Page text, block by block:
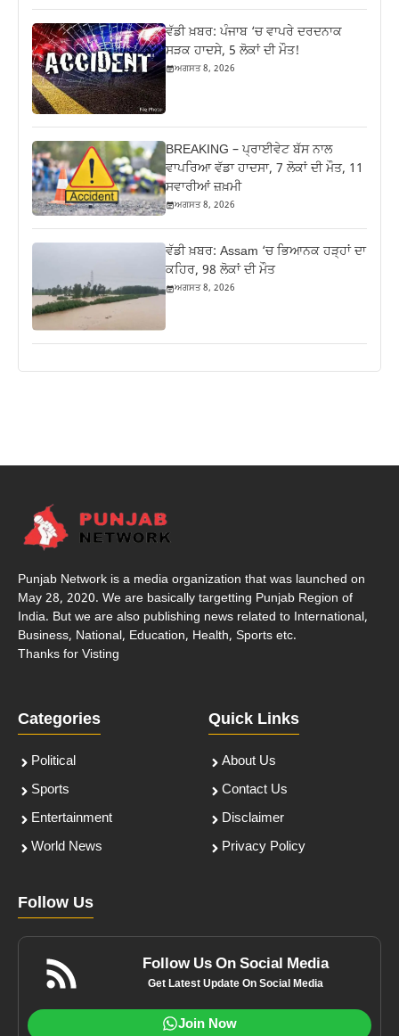
ਵੱਡੀ ਖ਼ਬਰ: ਪੰਜਾਬ ‘ਚ ਵਾਪਰੇ ਦਰਦਨਾਕ
ਸੜਕ ਹਾਦਸੇ, 5 ਲੋਕਾਂ ਦੀ ਮੌਤ!
ਅਗਸਤ 8, 2026
BREAKING – ਪ੍ਰਾਈਵੇਟ ਬੱਸ ਨਾਲ
ਵਾਪਰਿਆ ਵੱਡਾ ਹਾਦਸਾ, 7 ਲੋਕਾਂ ਦੀ ਮੌਤ, 11
ਸਵਾਰੀਆਂ ਜ਼ਖ਼ਮੀ
ਅਗਸਤ 8, 2026
ਵੱਡੀ ਖ਼ਬਰ: Assam ‘ਚ ਭਿਆਨਕ ਹੜ੍ਹਾਂ ਦਾ
ਕਹਿਰ, 98 ਲੋਕਾਂ ਦੀ ਮੌਤ
ਅਗਸਤ 8, 2026
Punjab Network is a media organization that was launched on
May 28, 2020. We are basically targetting Punjab Region of
India. But we are also publishing news related to International,
Business, National, Education, Health, Sports etc.
Thanks for Visting
Categories
Political
Sports
Entertainment
World News
Quick Links
About Us
Contact Us
Disclaimer
Privacy Policy
Follow Us
Follow Us On Social Media
Get Latest Update On Social Media
Join Now